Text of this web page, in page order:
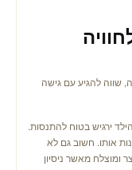
שווה להגיע עם גישה
ירגיש בטוח להתנסות.
אותו. חשוב גם לא
ומוצלח מאשר ניסיון